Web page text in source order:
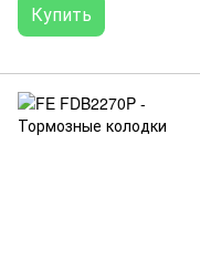
Купить